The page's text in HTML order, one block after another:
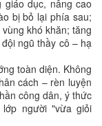
giáo dục, nâng cao
bị bỏ lại phía sau;
khó khăn; tăng
ngũ thầy cô – hạ
toàn diện. Không
cách – rèn luyện
công dân, ý thức
người "vừa giỏi